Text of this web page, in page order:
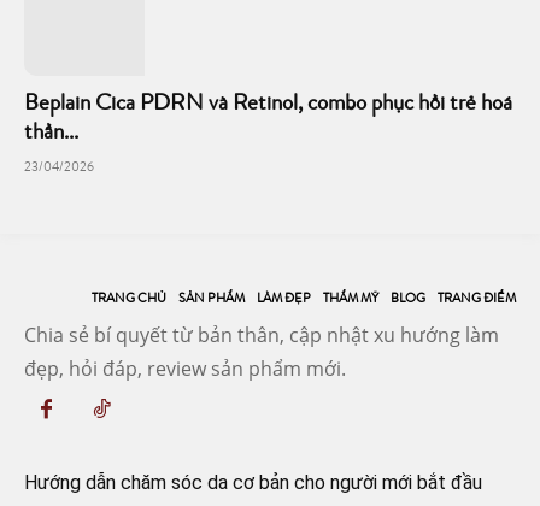
Beplain Cica PDRN và Retinol, combo phục hồi trẻ hoá
thần...
23/04/2026
TRANG CHỦ SẢN PHẨM LÀM ĐẸP THẨM MỸ BLOG TRANG ĐIỂM
Chia sẻ bí quyết từ bản thân, cập nhật xu hướng làm
đẹp, hỏi đáp, review sản phẩm mới.
Hướng dẫn chăm sóc da cơ bản cho người mới bắt đầu